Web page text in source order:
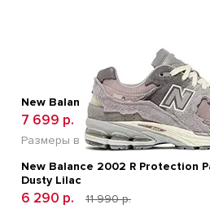
New Balance 1906A Deep Blue
7 699 р.
14 500 р.
Размеры в наличии:41 42 43 44
New Balance 2002 R Protection
Dusty Lilac
6 290 р.
11 990 р.